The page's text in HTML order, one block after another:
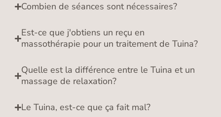
Combien de séances sont nécessaires?​
Est-ce que j'obtiens un reçu en
massothérapie pour un traitement de Tuina?​
Quelle est la différence entre le Tuina et un
massage de relaxation?​
Le Tuina, est-ce que ça fait mal?​